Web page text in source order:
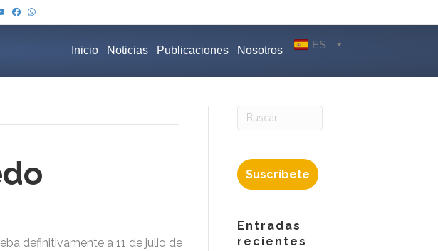
Inicio Noticias Publicaciones Nosotros ES
definitivamente a 11 de julio de
Suscríbete
Entradas
recientes